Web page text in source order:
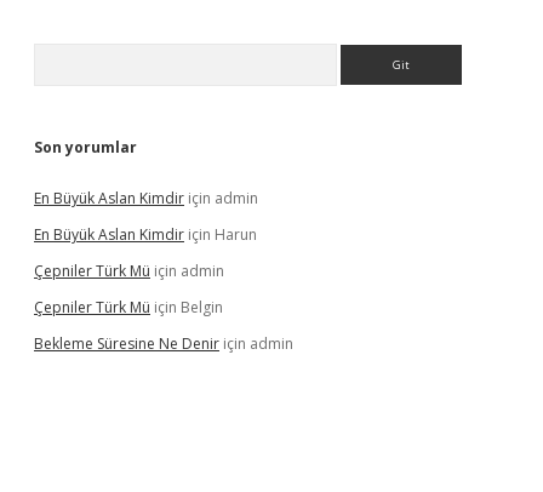
Son yorumlar
En Büyük Aslan Kimdir için admin
En Büyük Aslan Kimdir için Harun
Çepniler Türk Mü için admin
Çepniler Türk Mü için Belgin
Bekleme Süresine Ne Denir için admin